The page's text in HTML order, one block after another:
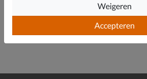
Sandalen
Accepteren
Weigeren